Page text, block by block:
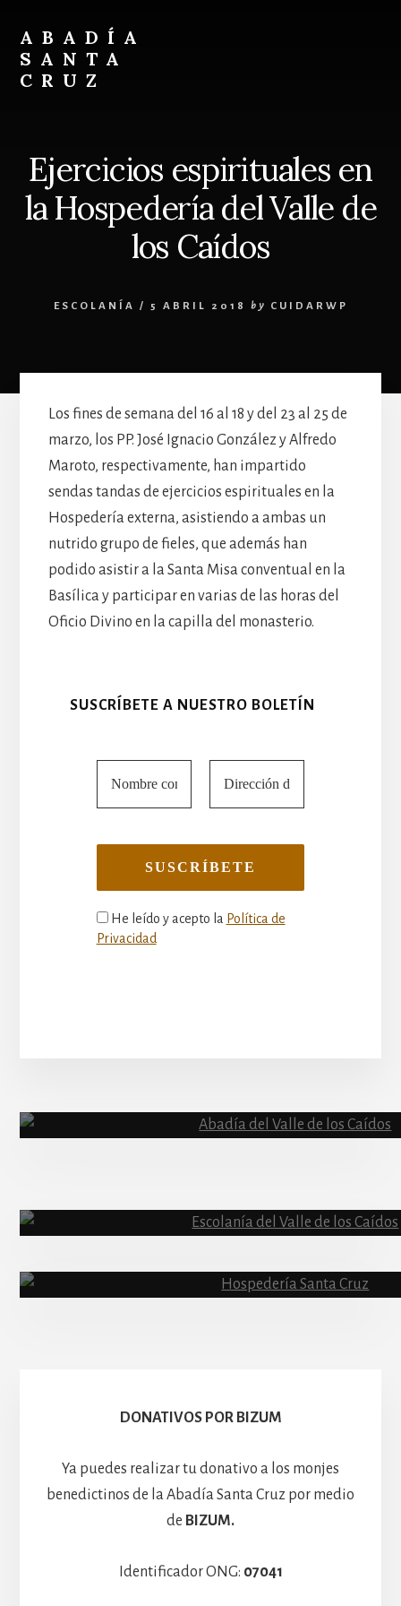
content
footer
ABADÍA
SANTA
CRUZ
Ejercicios espirituales en
la Hospedería del Valle de
los Caídos
ESCOLANÍA / 5 ABRIL 2018 by CUIDARWP
Los fines de semana del 16 al 18 y del 23 al 25 de
marzo, los PP. José Ignacio González y Alfredo
Maroto, respectivamente, han impartido
sendas tandas de ejercicios espirituales en la
Hospedería externa, asistiendo a ambas un
nutrido grupo de fieles, que además han
podido asistir a la Santa Misa conventual en la
Basílica y participar en varias de las horas del
Oficio Divino en la capilla del monasterio.
SUSCRÍBETE A NUESTRO BOLETÍN
He leído y acepto la Política de
Privacidad
Content
Hospedería
DONATIVOS POR BIZUM
Ya puedes realizar tu donativo a los monjes
benedictinos de la Abadía Santa Cruz por medio
de BIZUM.
Identificador ONG: 07041